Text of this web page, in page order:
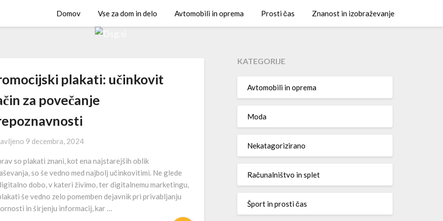
Domov Vse za dom in delo Avtomobili in oprema Prosti čas Znanost in izobraževanje
plakati: učinkovit
za povečanje
9 decembra, 2024
so plakati znani, kot ena najstarejših oblik
so še vedno med najbolj učinkovitimi. Ne glede
dobo, v kateri živimo, ter digitalnemu marketingu,
še vedno zelo pomemben dejavnik pri privabljanju
in širjenju informacij, kar …
KATEGORIJE
Avtomobili in oprema
Moda
Nekatagorizirano
Računalništvo in splet
Šport in prosti čas